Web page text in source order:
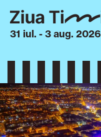
31 iul. - 3 aug. 2026